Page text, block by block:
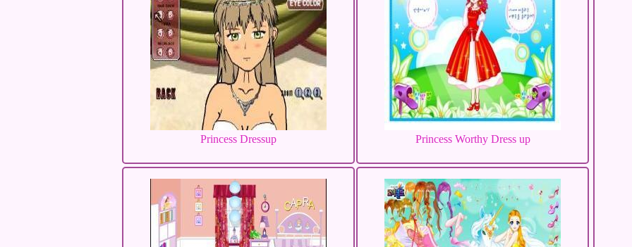
Princess Dressup Princess Worthy Dress up